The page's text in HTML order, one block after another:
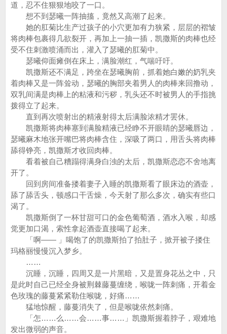
道，忍不住狠狠地咬了一口。
想不到瑟曦一阵抽搐，竟然又高潮了起来。
她的肛菊比生产过孩子的小穴更加有力狭紧，层层的褶皱
将肉棒包裹得几欲裂开，再加上一抽一插，凯撒斯的肉棒也经
受不住刺激喷涌而出，灌入了瑟曦的肛菊中。
瑟曦仰面瘫倒在床上，满脸潮红，气喘吁吁。
凯撒斯还不满足，跨坐在瑟曦胸前，抓着她白嫩的奶乳夹
着肉棒又是一阵耸动，瑟曦的胸部夹着男人的肉棒来回撸动，
双乳间满是肉棒上的粘液和污秽，乳头还不时被男人的手指挑
拨得立了起来。
直到再次喷射出的精液射得太后满脸浓精才罢休。
凯撒斯将肉棒塞到满脸精液已经睁不开眼睛的瑟曦唇边，
瑟曦麻木地张开嘴巴将肉棒含住，深吸了两口，用舌头将肉棒
舔得铮亮，凯撒斯才收回肉棒。
看着被自己糟蹋得满身白浊的太后，凯撒斯恋恋不舍地离
开了。
回到房间准备搂着妻子入睡的凯撒斯看了眼床边的酒壶，
舔了舔舌头，顿感口干舌燥，今天射了那么多次，确实有些口
渴了。
凯撒斯倒了一杯甘甜可口的金色葡萄酒，酒水入喉，却感
觉更加口渴，索性拿起酒壶直接喝了起来。
「啊—— 」喝饱了的凯撒斯拍了拍肚子，掀开被子搂住
玛格丽慢慢沉入梦乡。
……
沉睡，沉睡，四周又是一片黑暗，又是置身花丛之中，只
是此时自己已经全身被荆棘藤蔓缠绕，喉咙一阵刺痛，开着金
色玫瑰的藤蔓紧紧勒住喉咙，好痛……
猛地惊醒，藤蔓消失了，但是喉咙依然刺痛。
「怎……么……会……事……」凯撒斯握着脖子，艰难地
发出微弱的声音。